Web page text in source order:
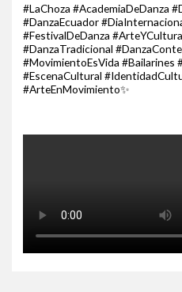
#LaChoza #AcademiaDeDanza
#DanzaEcuador
#FestivalDeDanza
#DanzaTradicional
#MovimientoEsVida #Bailarines
#EscenaCultural
#ArteEnMovimiento✨